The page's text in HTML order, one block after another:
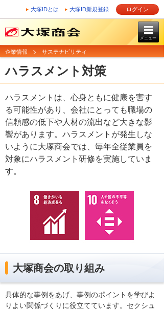
大塚IDとは 大塚ID新規登録 ログイン
メニュー
企業情報 サステナビリティ
ハラスメント対策
ハラスメントは、心身ともに健康を害す
る可能性があり、会社にとっても職場の
信頼感の低下や人材の流出など大きな影
響があります。ハラスメントが発生しな
いように大塚商会では、毎年全従業員を
対象にハラスメント研修を実施していま
す。
大塚商会の取り組み
具体的な事例をあげ、事例のポイントを学びよ
りよい関係づくりに役立てています。セクシュ